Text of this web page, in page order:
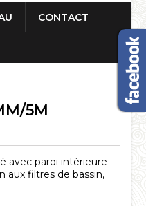
CONTACT
5M
avec paroi intérieure
aux filtres de bassin,